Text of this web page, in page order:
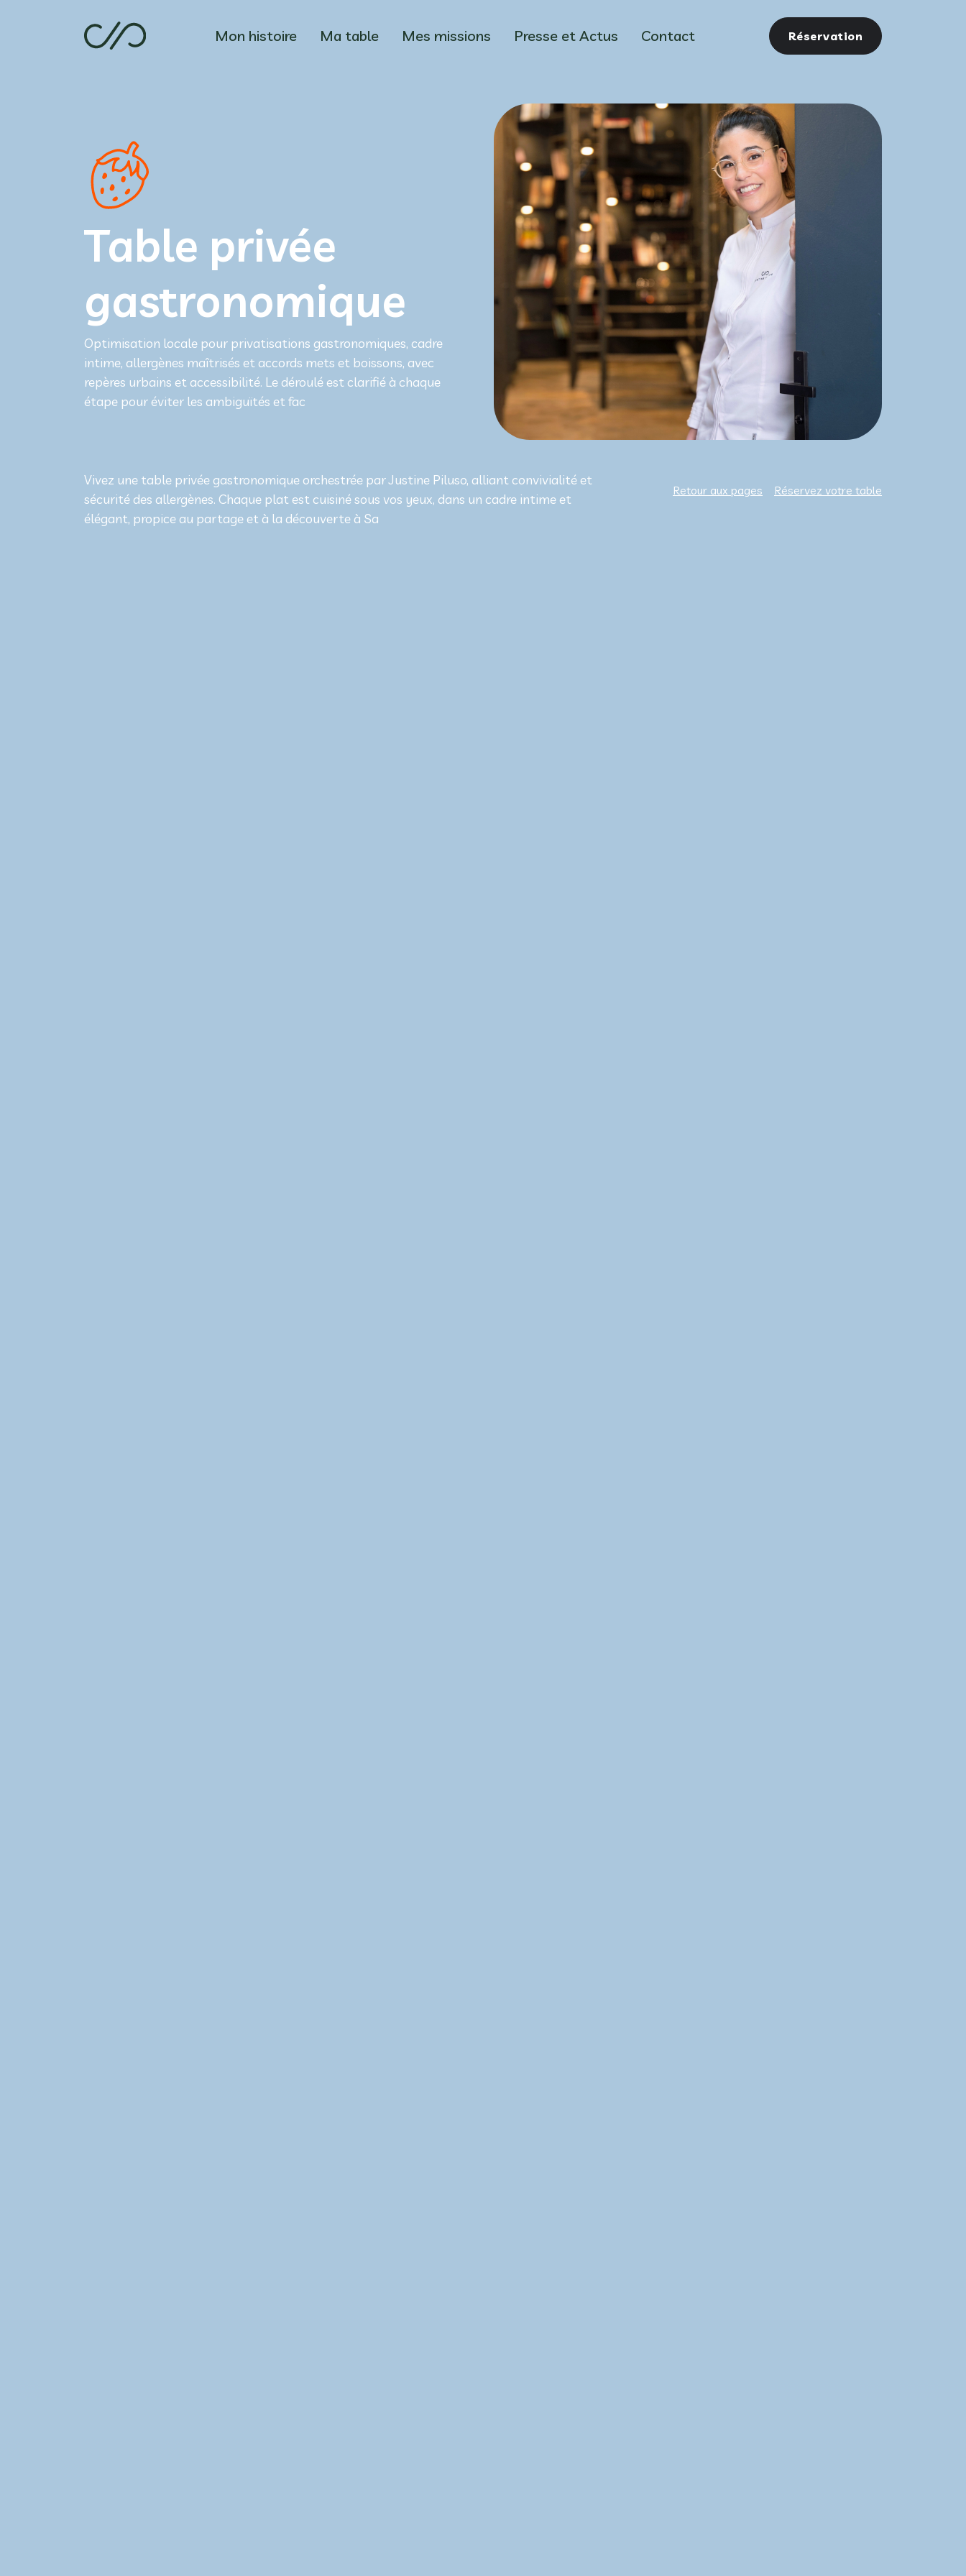
Mon histoire Ma table Mes missions Presse et Actus Contact Réservation
Table privée
gastronomique
Optimisation locale pour privatisations gastronomiques, cadre
intime, allergènes maîtrisés et accords mets et boissons, avec
repères urbains et accessibilité. Le déroulé est clarifié à chaque
étape pour éviter les ambiguïtés et fac
Vivez une table privée gastronomique orchestrée par Justine Piluso, alliant convivialité et
sécurité des allergènes. Chaque plat est cuisiné sous vos yeux, dans un cadre intime et
élégant, propice au partage et à la découverte à Sa
Retour aux pages Réservez votre table